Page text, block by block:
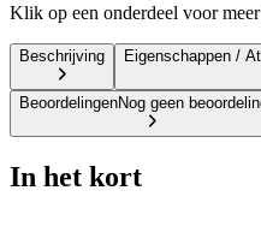
Klik op een onderdeel voor
Beschrijving Eigenschappen /
BeoordelingenNog geen
In het kort